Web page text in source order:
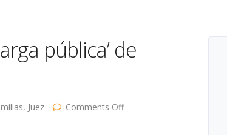
pública’ de
, Juez Comments Offon